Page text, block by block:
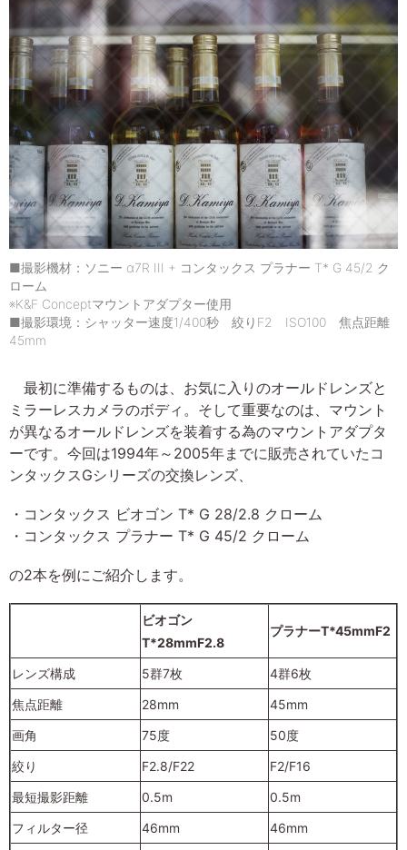
■撮影機材：ソニー α7R III + コンタックス プラナー T* G 45/2 ク
ローム
※K&F Conceptマウントアダプター使用
■撮影環境：シャッター速度1/400秒 絞りF2 ISO100 焦点距離
45mm
最初に準備するものは、お気に入りのオールドレンズと
ミラーレスカメラのボディ。そして重要なのは、マウント
が異なるオールドレンズを装着する為のマウントアダプタ
ーです。今回は1994年～2005年までに販売されていたコ
ンタックスGシリーズの交換レンズ、
・コンタックス ビオゴン T* G 28/2.8 クローム
・コンタックス プラナー T* G 45/2 クローム
の2本を例にご紹介します。
ビオゴン
T*28mmF2.8
プラナーT*45mmF2
レンズ構成 5群7枚
4群6枚
焦点距離
28mm
45mm
画角
75度
50度
絞り
F2.8/F22
F2/F16
最短撮影距離
0.5m
0.5m
フィルター径
46mm
46mm